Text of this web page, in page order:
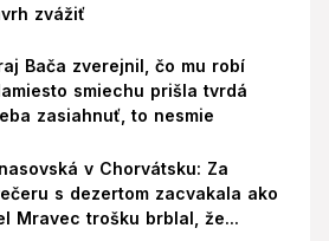
zvážiť
Bača zverejnil, čo mu robí
smiechu prišla tvrdá
zasiahnuť, to nesmie
v Chorvátsku: Za
s dezertom zacvakala ako
Mravec trošku brblal, že...